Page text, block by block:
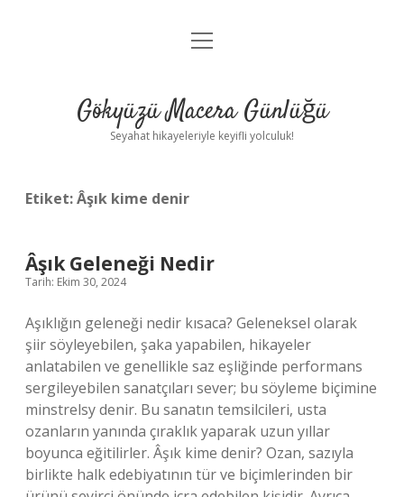
Anasayfa
Yasal Uyarı
menüyü
Gökyüzü Macera Günlüğü
Seyahat hikayeleriyle keyifli yolculuk!
Etiket:Âşık kime denir
Âşık Geleneği Nedir
Tarih: Ekim 30, 2024
Aşıklığın geleneği nedir kısaca? Geleneksel olarak
şiir söyleyebilen, şaka yapabilen, hikayeler
anlatabilen ve genellikle saz eşliğinde performans
sergileyebilen sanatçıları sever; bu söyleme biçimine
minstrelsy denir. Bu sanatın temsilcileri, usta
ozanların yanında çıraklık yaparak uzun yıllar
boyunca eğitilirler. Âşık kime denir? Ozan, sazıyla
birlikte halk edebiyatının tür ve biçimlerinden bir